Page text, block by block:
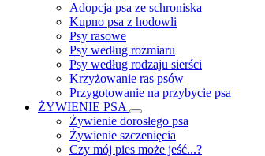
Adopcja psa ze schroniska
Kupno psa z hodowli
Psy rasowe
Psy według rozmiaru
Psy według rodzaju sierści
Krzyżowanie ras psów
Przygotowanie na przybycie psa
ŻYWIENIE PSA
Żywienie dorosłego psa
Żywienie szczenięcia
Czy mój pies może jeść...?